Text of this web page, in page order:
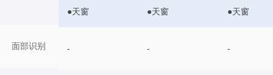
面部识别
●天窗
●天窗
●天窗
- - -